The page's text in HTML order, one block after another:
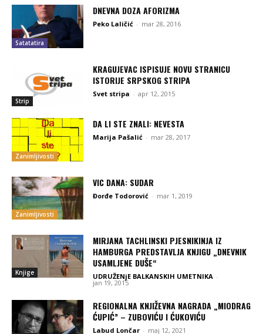
Satatatira
DNEVNA DOZA AFORIZMA
Peko Laličić - mar 28, 2016
Strip
KRAGUJEVAC ISPISUJE NOVU STRANICU
ISTORIJE SRPSKOG STRIPA
Svet stripa - apr 12, 2015
Zanimljivosti
DA LI STE ZNALI: NEVESTA
Marija Pašalić - mar 28, 2017
Zanimljivosti
VIC DANA: SUDAR
Đorđe Todorović - mar 1, 2019
Knjige
MIRJANA TACHLINSKI PJESNIKINJA IZ
HAMBURGA PREDSTAVLJA KNJIGU „DNEVNIK
USAMLJENE DUŠE“
UDRUŽENjE BALKANSKIH UMETNIKA -
jan 19, 2015
REGIONALNA KNJIŽEVNA NAGRADA „MIODRAG
ĆUPIĆ” – ZUBOVIĆU I ĆUKOVIĆU
Labud Lončar - maj 12, 2021